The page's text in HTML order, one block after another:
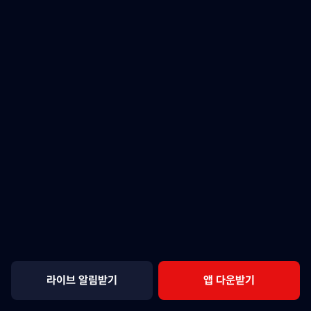
라이브 알림받기 앱 다운받기